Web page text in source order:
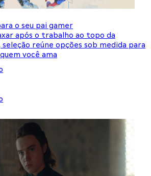
o seu pai gamer
após o trabalho ao topo da
reúne opções sob medida para
você ama